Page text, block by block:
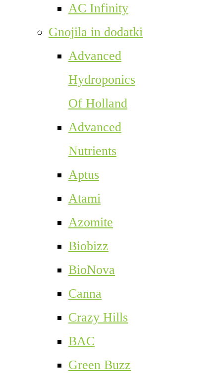
AC Infinity
Gnojila in dodatki
Advanced
Hydroponics
Of Holland
Advanced
Nutrients
Aptus
Atami
Azomite
Biobizz
BioNova
Canna
Crazy Hills
BAC
Green Buzz